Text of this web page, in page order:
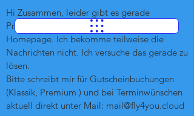
Hi Zusammen, leider gibt es gerade
Probleme mit den Formularen auf der
Homepage. Ich bekomme teilweise die
Nachrichten nicht. Ich versuche das gerade zu
lösen.
Bitte schreibt mir für Gutscheinbuchungen
(Klassik, Premium ) und bei Terminwünschen
aktuell direkt unter Mail: mail@fly4you.cloud